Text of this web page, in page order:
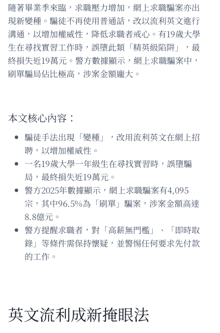
隨著畢業季來臨，求職壓力增加，網上求職騙案亦出
現新變種。騙徒不再使用普通話，改以流利英文進行
溝通，以增加權威性，降低求職者戒心。有19歲大學
生在尋找實習工作時，誤墮此類「精英級陷阱」，最
終損失近19萬元。警方數據顯示，網上求職騙案中，
刷單騙局佔比極高，涉案金額龐大。
本文核心內容：
騙徒手法出現「變種」，改用流利英文在網上招
聘，以增加權威性。
一名19歲大學一年級生在尋找實習時，誤墮騙
局，最終損失近19萬元。
警方2025年數據顯示，網上求職騙案有4,095
宗，其中96.5%為「刷單」騙案，涉案金額高達
8.8億元。
警方提醒求職者，對「高薪無門檻」、「即時取
錄」等條件需保持懷疑，並警惕任何要求先付款
的工作。
英文流利成新掩眼法